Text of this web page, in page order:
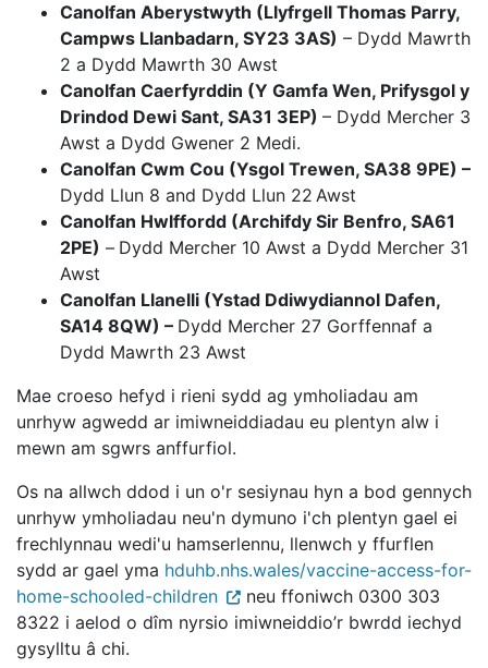
Canolfan Aberystwyth (Llyfrgell Thomas Parry,
Campws Llanbadarn, SY23 3AS) – Dydd Mawrth
2 a Dydd Mawrth 30 Awst
Canolfan Caerfyrddin (Y Gamfa Wen, Prifysgol y
Drindod Dewi Sant, SA31 3EP) – Dydd Mercher 3
Awst a Dydd Gwener 2 Medi.
Canolfan Cwm Cou (Ysgol Trewen, SA38 9PE) –
Dydd Llun 8 and Dydd Llun 22 Awst
Canolfan Hwlffordd (Archifdy Sir Benfro, SA61
2PE) – Dydd Mercher 10 Awst a Dydd Mercher 31
Awst
Canolfan Llanelli (Ystad Ddiwydiannol Dafen,
SA14 8QW) – Dydd Mercher 27 Gorffennaf a
Dydd Mawrth 23 Awst
Mae croeso hefyd i rieni sydd ag ymholiadau am
unrhyw agwedd ar imiwneiddiadau eu plentyn alw i
mewn am sgwrs anffurfiol.
Os na allwch ddod i un o'r sesiynau hyn a bod gennych
unrhyw ymholiadau neu'n dymuno i'ch plentyn gael ei
frechlynnau wedi'u hamserlennu, llenwch y ffurflen
sydd ar gael yma hduhb.nhs.wales/vaccine-access-for-
home-schooled-children
neu ffoniwch 0300 303
8322 i aelod o dîm nyrsio imiwneiddio’r bwrdd iechyd
gysylltu â chi.